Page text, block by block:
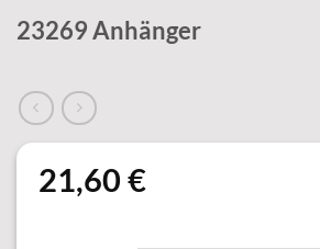
23269 Anhänger
21,60 €